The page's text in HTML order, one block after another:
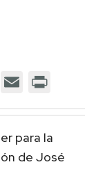
para la
de José